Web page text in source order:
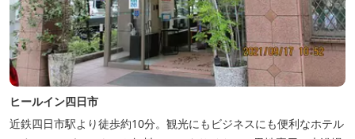
ヒールイン四日市
近鉄四日市駅より徒歩約10分。観光にもビジネスにも便利なホテル